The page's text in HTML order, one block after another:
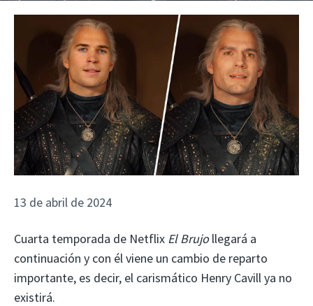
13 de abril de 2024
Cuarta temporada de Netflix El Brujollegará a
continuación y con él viene un cambio de reparto
importante, es decir, el carismático Henry Cavill ya no
existirá.